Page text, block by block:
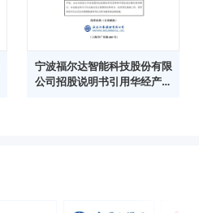
宁波福尔达智能科技股份有限
公司招股说明书引用华经产业